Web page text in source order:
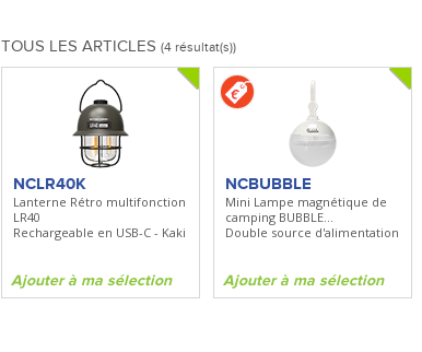
TOUS LES ARTICLES (4 résultat(s))
NCLR40K
Lanterne Rétro multifonction
LR40
Rechargeable en USB-C - Kaki
Ajouter à ma sélection
NCBUBBLE
Mini Lampe magnétique de
camping BUBBLE...
Double source d'alimentation
Ajouter à ma sélection